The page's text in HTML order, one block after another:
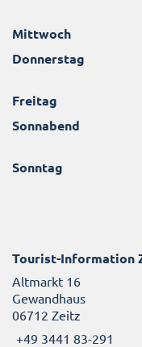
Mittwoch
Donnerstag
Freitag
Sonnabend
Sonntag
Tourist-Information
Altmarkt 16
Gewandhaus
06712 Zeitz
+49 3441 83-291